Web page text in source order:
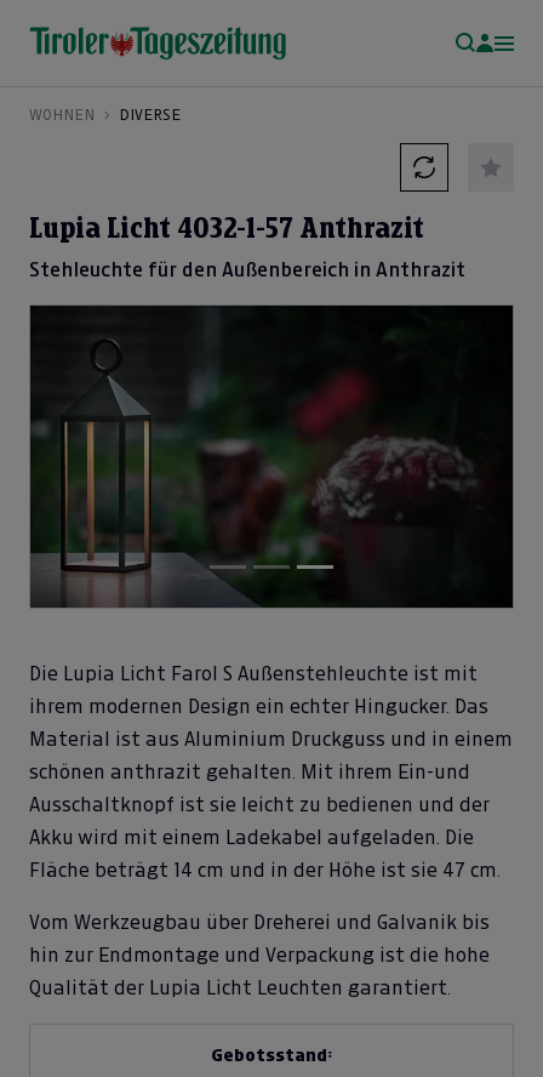
WOHNEN DIVERSE
Lupia Licht 4032-1-57 Anthrazit
Stehleuchte für den Außenbereich in Anthrazit
Previous
Die Lupia Licht Farol S Außenstehleuchte ist mit
ihrem modernen Design ein echter Hingucker. Das
Material ist aus Aluminium Druckguss und in einem
schönen anthrazit gehalten. Mit ihrem Ein-und
Ausschaltknopf ist sie leicht zu bedienen und der
Akku wird mit einem Ladekabel aufgeladen. Die
Fläche beträgt 14 cm und in der Höhe ist sie 47 cm.
Vom Werkzeugbau über Dreherei und Galvanik bis
hin zur Endmontage und Verpackung ist die hohe
Qualität der Lupia Licht Leuchten garantiert.
Gebotsstand: